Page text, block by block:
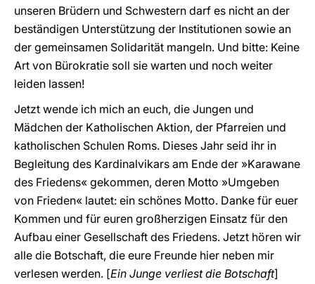
unseren Brüdern und Schwestern darf es nicht an der
beständigen Unterstützung der Institutionen sowie an
der gemeinsamen Solidarität mangeln. Und bitte: Keine
Art von Bürokratie soll sie warten und noch weiter
leiden lassen!
Jetzt wende ich mich an euch, die Jungen und
Mädchen der Katholischen Aktion, der Pfarreien und
katholischen Schulen Roms. Dieses Jahr seid ihr in
Begleitung des Kardinalvikars am Ende der »Karawane
des Friedens« gekommen, deren Motto »Umgeben
von Frieden« lautet: ein schönes Motto. Danke für euer
Kommen und für euren großherzigen Einsatz für den
Aufbau einer Gesellschaft des Friedens. Jetzt hören wir
alle die Botschaft, die eure Freunde hier neben mir
verlesen werden. [Ein Junge verliest die Botschaft]